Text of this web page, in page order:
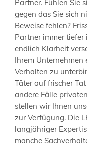
Partner. Fühlen Sie
gegen das Sie sich
Beweise fehlen?
Partner immer
endlich Klarheit
Ihrem Unternehmen
Verhalten zu
Täter auf frischer
andere Fälle
stellen wir Ihnen
zur Verfügung. Die
langjähriger
manche